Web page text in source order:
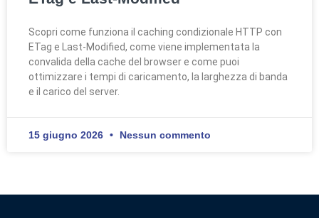
Scopri come funziona il caching condizionale HTTP con
ETag e Last-Modified, come viene implementata la
convalida della cache del browser e come puoi
ottimizzare i tempi di caricamento, la larghezza di banda
e il carico del server.
15 giugno 2026 Nessun commento